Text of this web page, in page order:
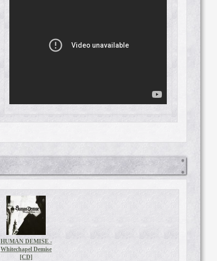
HUMAN DEMISE -
Whitechapel Demise
[CD]